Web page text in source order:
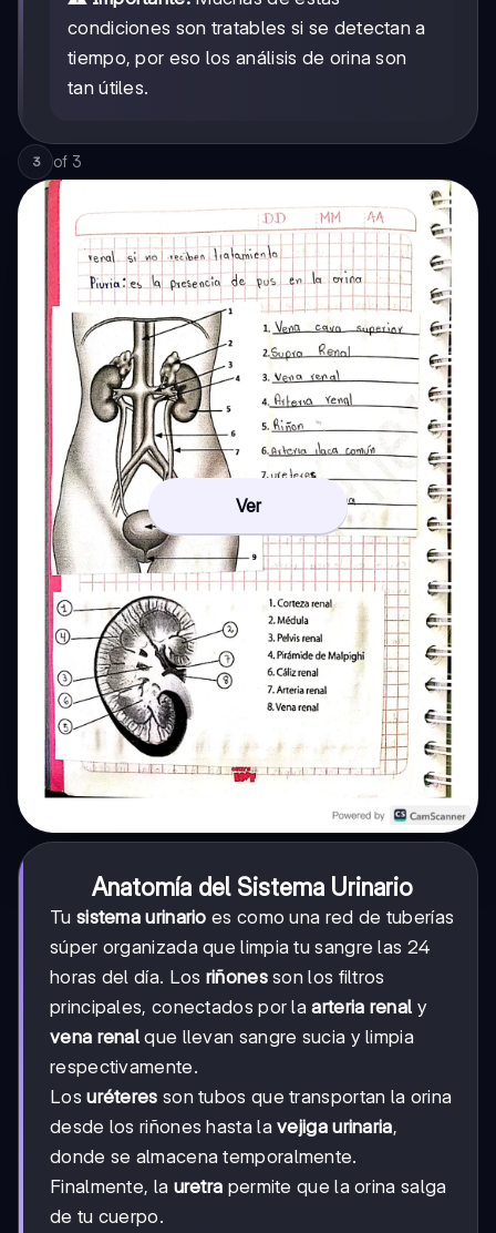
condiciones son tratables si se detectan a
tiempo, por eso los análisis de orina son
tan útiles.
3 of 3
Ver
Anatomía del Sistema Urinario
Tu sistema urinario es como una red de tuberías
súper organizada que limpia tu sangre las 24
horas del día. Los riñonesson los filtros
principales, conectados por laarteria renal y
vena renal que llevan sangre sucia y limpia
respectivamente.
Losuréteres son tubos que transportan la orina
desde los riñones hasta lavejiga urinaria,
donde se almacena temporalmente.
Finalmente, la uretra permite que la orina salga
de tu cuerpo.